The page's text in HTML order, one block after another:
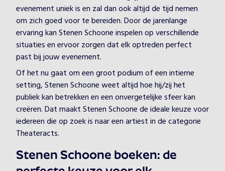
evenement uniek is en zal dan ook altijd de tijd nemen
om zich goed voor te bereiden. Door de jarenlange
ervaring kan Stenen Schoone inspelen op verschillende
situaties en ervoor zorgen dat elk optreden perfect
past bij jouw evenement.
Of het nu gaat om een groot podium of een intieme
setting, Stenen Schoone weet altijd hoe hij/zij het
publiek kan betrekken en een onvergetelijke sfeer kan
creëren. Dat maakt Stenen Schoone de ideale keuze voor
iedereen die op zoek is naar een artiest in de categorie
Theateracts.
Stenen Schoone boeken: de